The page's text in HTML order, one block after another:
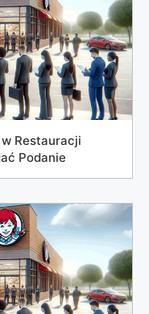
Restauracji
Podanie